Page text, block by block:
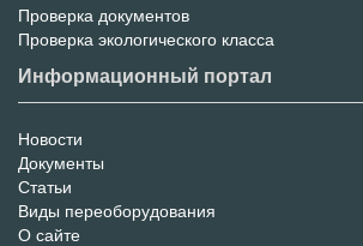
Проверка документов
Проверка экологического класса
Информационный портал
Информационный
Портал
Новости
Документы
Статьи
Виды переоборудования
О сайте